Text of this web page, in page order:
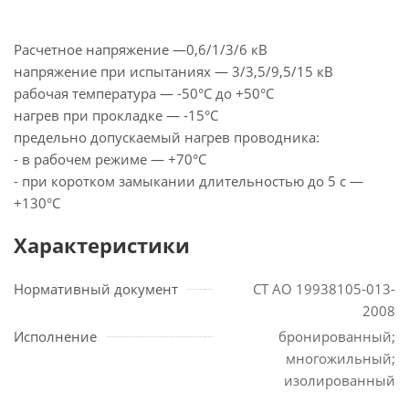
Расчетное напряжение —0,6/1/3/6 кВ
напряжение при испытаниях — 3/3,5/9,5/15 кВ
рабочая температура — -50°С до +50°С
нагрев при прокладке — -15°С
предельно допускаемый нагрев проводника:
- в рабочем режиме — +70°С
- при коротком замыкании длительностью до 5 с —
+130°С
Характеристики
Нормативный документ
СТ АО 19938105-013-
2008
Исполнение
бронированный;
многожильный;
изолированный